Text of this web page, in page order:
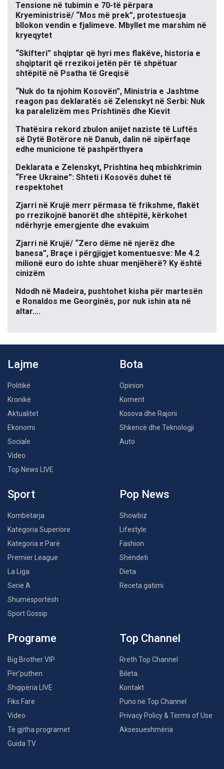
Tensione në tubimin e 70-të përpara
Kryeministrisë/ “Mos më prek”, protestuesja
bllokon vendin e fjalimeve. Mbyllet me marshim në
kryeqytet
“Skifteri” shqiptar që hyri mes flakëve, historia e
shqiptarit që rrezikoi jetën për të shpëtuar
shtëpitë në Psatha të Greqisë
“Nuk do ta njohim Kosovën”, Ministria e Jashtme
reagon pas deklaratës së Zelenskyt në Serbi: Nuk
ka paralelizëm mes Prishtinës dhe Kievit
Thatësira rekord zbulon anijet naziste të Luftës
së Dytë Botërore në Danub, dalin në sipërfaqe
edhe municione të pashpërthyera
Deklarata e Zelenskyt, Prishtina heq mbishkrimin
“Free Ukraine”: Shteti i Kosovës duhet të
respektohet
Zjarri në Krujë merr përmasa të frikshme, flakët
po rrezikojnë banorët dhe shtëpitë, kërkohet
ndërhyrje emergjente dhe evakuim
Zjarri në Krujë/ “Zero dëme në njerëz dhe
banesa”, Braçe i përgjigjet komentuesve: Me 4.2
milionë euro do ishte shuar menjëherë? Ky është
cinizëm
Ndodh në Madeira, pushtohet kisha për martesën
e Ronaldos me Georginës, por nuk ishin ata në
altar….
Lajme
Politikë
Kronikë
Aktualitet
Ekonomi
Sociale
Video
Top News LIVE
Bota
Opinion
Koment
Kosova dhe Rajoni
Shkencë dhe Teknologji
Auto
Sport
Kombëtarja
Kategoria Superiore
Kategoria e Parë
Premier League
La Liga
Serie A
Shumësportësh
Sport Gossip
Pop News
Showbiz
Lifestyle
Fashion
Shëndeti
Dieta
Receta gatimi
Programe
Big Brother VIP
Për’puthen
Shqipëria LIVE
Fiks Fare
Video
Të gjitha programet
Guida TV
Top Channel
Rreth Top Channel
Bileta
Kontakt
Puno në Top Channel
Privacy Policy & Terms of Use
Aksesueshmëria